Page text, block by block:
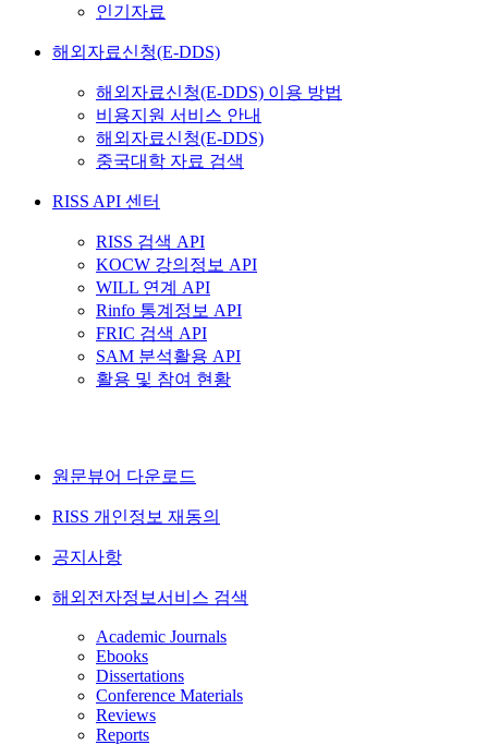
인기자료
해외자료신청(E-DDS)
해외자료신청(E-DDS) 이용 방법
비용지원 서비스 안내
해외자료신청(E-DDS)
중국대학 자료 검색
RISS API 센터
RISS 검색 API
KOCW 강의정보 API
WILL 연계 API
Rinfo 통계정보 API
FRIC 검색 API
SAM 분석활용 API
활용 및 참여 현황
원문뷰어 다운로드
RISS 개인정보 재동의
공지사항
해외전자정보서비스 검색
Academic Journals
Ebooks
Dissertations
Conference Materials
Reviews
Reports